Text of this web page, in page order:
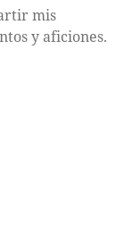
mis
y aficiones.